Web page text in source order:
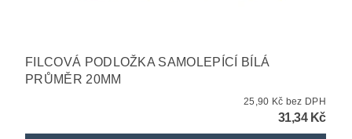
FILCOVÁ PODLOŽKA SAMOLEPÍCÍ BÍLÁ
PRŮMĚR 20MM
25,90 Kč bez DPH
31,34 Kč